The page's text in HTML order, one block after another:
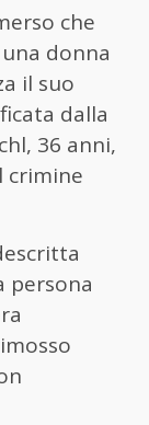
che
donna
il suo
dalla
36 anni,
crimine
persona